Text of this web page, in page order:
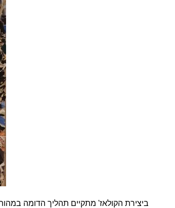
ביצירת הקולאז' מתקיים תהליך הדומה